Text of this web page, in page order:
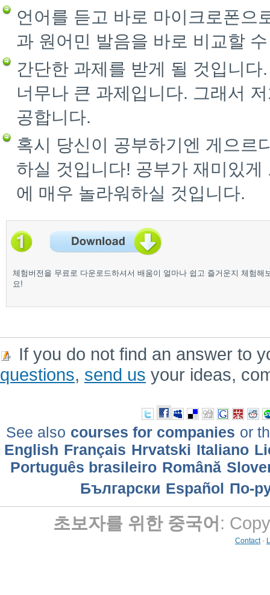
언어를 듣고 바로 마이크로폰으
과 원어민 발음을 바로 비교할
간단한 과제를 받게 될 것입니
너무나 큰 과제입니다. 그래서
공합니다.
혹시 당신이 공부하기엔 게으르
하실 것입니다! 공부가 재미있
에 매우 놀라워하실 것입니다.
체험버전을 무료로 다운로드하셔서 배움이 얼마나 쉽고 즐거운지 체험해
요!
If you do not find an answer to
questions, send us your ideas,
See also courses for companies or
English Français Hrvatski Italiano
Português brasileiro Română
Български Еspañol По-
초보자를 위한 중국어 :
Contact-